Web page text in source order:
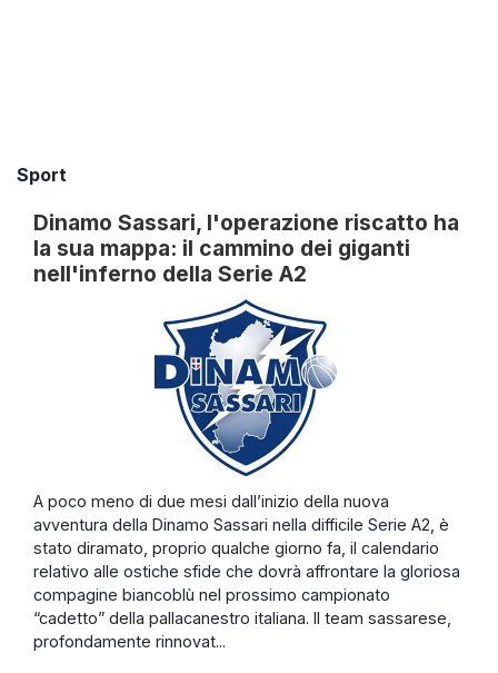
Sport
Dinamo Sassari, l'operazione riscatto ha
la sua mappa: il cammino dei giganti
nell'inferno della Serie A2
A poco meno di due mesi dall’inizio della nuova
avventura della Dinamo Sassari nella difficile Serie A2, è
stato diramato, proprio qualche giorno fa, il calendario
relativo alle ostiche sfide che dovrà affrontare la gloriosa
compagine biancoblù nel prossimo campionato
“cadetto” della pallacanestro italiana. Il team sassarese,
profondamente rinnovat...